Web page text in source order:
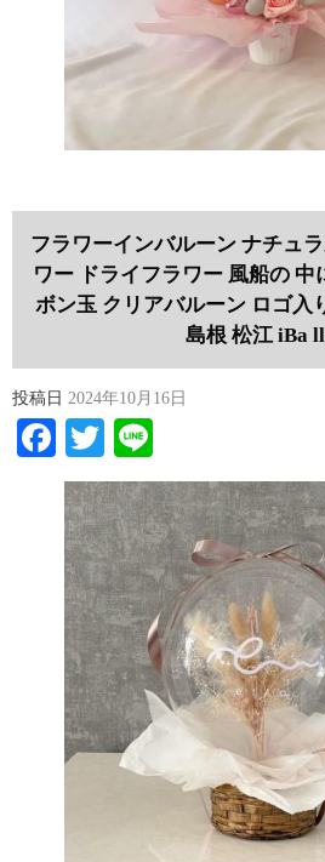
フラワーインバルーン ナチュ
ワー ドライフラワー 風船の 中
ボン玉 クリアバルーン ロゴ入
島根 松江 iBa
投稿日 2024年10月16日
Facebook
Twitter